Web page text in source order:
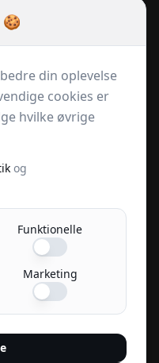
din oplevelse
cookies er
hvilke øvrige
og
Funktionelle
Marketing